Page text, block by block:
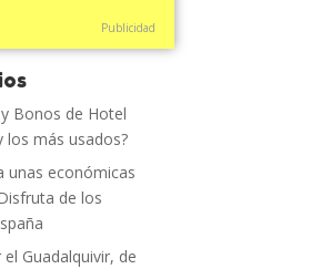
Publicidad
Bonos de Hotel
los más usados?
unas económicas
de los
el Guadalquivir, de